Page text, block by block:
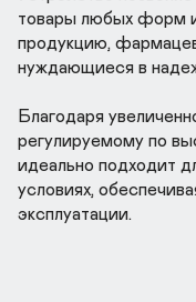
товары любых форм
продукцию,
нуждающиеся в
Благодаря
регулируемому по
идеально подходит
условиях,
эксплуатации.